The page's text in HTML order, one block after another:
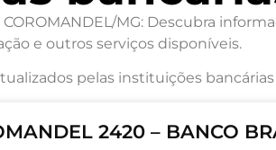
MG: Descubra
e outros serviços disponíveis.
pelas instituições
2420 – BANCO